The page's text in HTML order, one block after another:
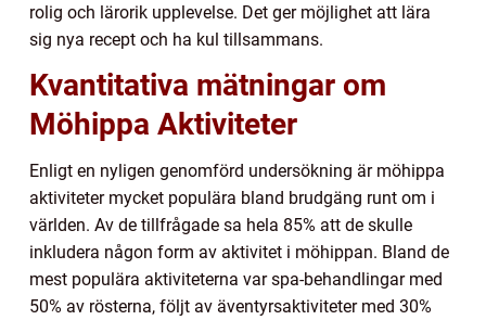
rolig och lärorik upplevelse. Det ger möjlighet att lära
sig nya recept och ha kul tillsammans.
Kvantitativa mätningar om
Möhippa Aktiviteter
Enligt en nyligen genomförd undersökning är möhippa
aktiviteter mycket populära bland brudgäng runt om i
världen. Av de tillfrågade sa hela 85% att de skulle
inkludera någon form av aktivitet i möhippan. Bland de
mest populära aktiviteterna var spa-behandlingar med
50% av rösterna, följt av äventyrsaktiviteter med 30%